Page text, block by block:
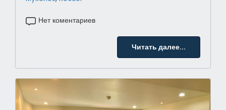
Нет коментариев
Читать далее...